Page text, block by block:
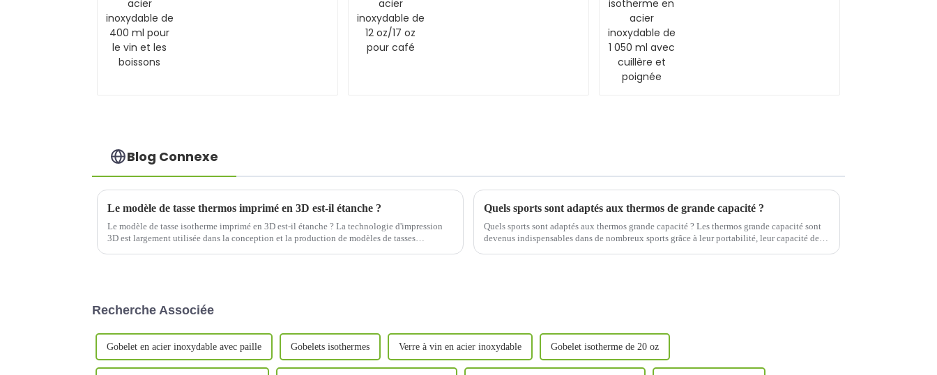
Blog Connexe
Le modèle de tasse thermos imprimé en 3D est-il étanche ?
Le modèle de tasse isotherme imprimé en 3D est-il étanche ? La technologie d'impression
3D est largement utilisée dans la conception et la production de modèles de tasses
Quels sports sont adaptés aux thermos de grande capacité ?
Quels sports sont adaptés aux thermos grande capacité ? Les thermos grande capacité sont
devenus indispensables dans de nombreux sports grâce à leur portabilité, leur capacité de
Recherche Associée
Gobelet en acier inoxydable avec paille Gobelets isothermes Verre à vin en acier inoxydable Gobelet isotherme de 20 oz